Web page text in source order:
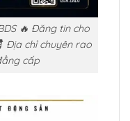
🔥 Đăng tin cho
Địa chỉ chuyên rao
cấp